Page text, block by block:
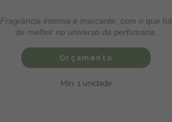
Fragrância intensa e marcante, com o que há
de melhor no universo da perfumaria.
Orçamento
Mín: 1 unidade